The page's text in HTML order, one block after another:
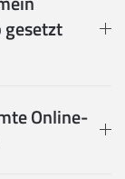
gesetzt
Online-